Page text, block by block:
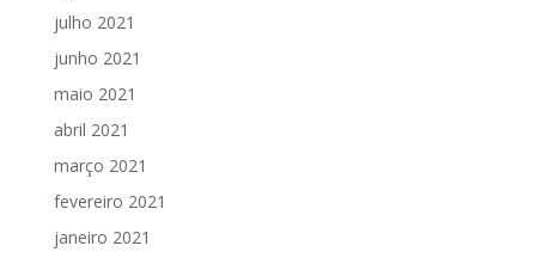
julho 2021
junho 2021
maio 2021
abril 2021
março 2021
fevereiro 2021
janeiro 2021